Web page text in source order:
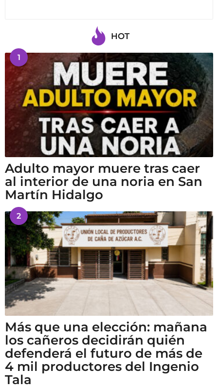
HOT
1
Adulto mayor muere tras caer
al interior de una noria en San
Martín Hidalgo
2
Más que una elección: mañana
los cañeros decidirán quién
defenderá el futuro de más de
4 mil productores del Ingenio
Tala